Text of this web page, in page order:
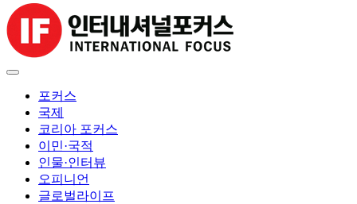
포커스
국제
코리아 포커스
이민·국적
인물·인터뷰
오피니언
글로벌라이프